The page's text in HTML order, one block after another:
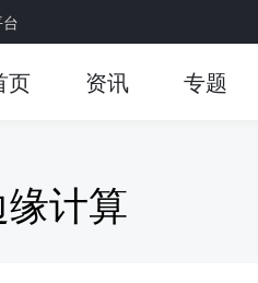
页 资讯 专题
计算